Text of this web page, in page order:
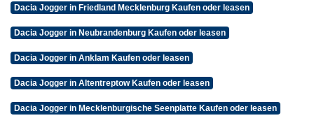
Dacia Jogger in Friedland Mecklenburg Kaufen oder leasen
Dacia Jogger in Neubrandenburg Kaufen oder leasen
Dacia Jogger in Anklam Kaufen oder leasen
Dacia Jogger in Altentreptow Kaufen oder leasen
Dacia Jogger in Mecklenburgische Seenplatte Kaufen oder leasen